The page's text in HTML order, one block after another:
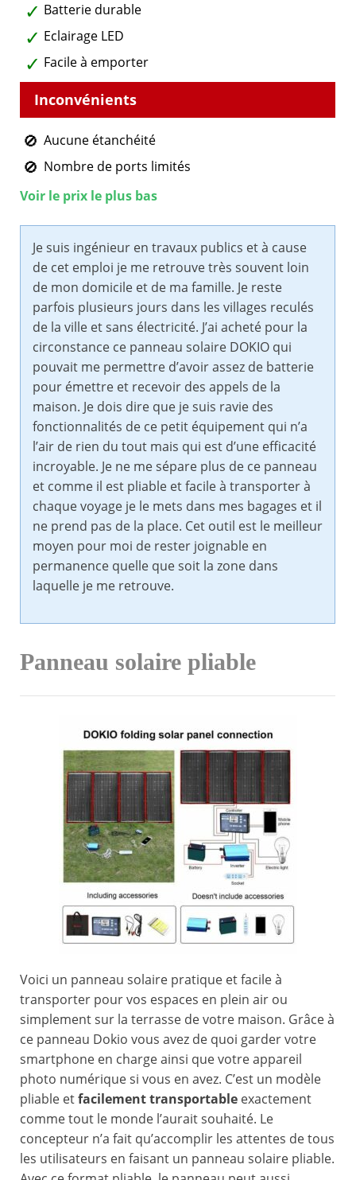
Batterie durable
Eclairage LED
Facile à emporter
Aucune étanchéité
Nombre de ports limités
Voir le prix le plus bas
Je suis ingénieur en travaux publics et à cause
de cet emploi je me retrouve très souvent loin
de mon domicile et de ma famille. Je reste
parfois plusieurs jours dans les villages reculés
de la ville et sans électricité. J’ai acheté pour la
circonstance ce panneau solaire DOKIO qui
pouvait me permettre d’avoir assez de batterie
pour émettre et recevoir des appels de la
maison. Je dois dire que je suis ravie des
fonctionnalités de ce petit équipement qui n’a
l’air de rien du tout mais qui est d’une efficacité
incroyable. Je ne me sépare plus de ce panneau
et comme il est pliable et facile à transporter à
chaque voyage je le mets dans mes bagages et il
ne prend pas de la place. Cet outil est le meilleur
moyen pour moi de rester joignable en
permanence quelle que soit la zone dans
laquelle je me retrouve.
Panneau solaire pliable
Voici un panneau solaire pratique et facile à
transporter pour vos espaces en plein air ou
simplement sur la terrasse de votre maison. Grâce à
ce panneau Dokio vous avez de quoi garder votre
smartphone en charge ainsi que votre appareil
photo numérique si vous en avez. C’est un modèle
pliable etfacilement transportable exactement
comme tout le monde l’aurait souhaité. Le
concepteur n’a fait qu’accomplir les attentes de tous
les utilisateurs en faisant un panneau solaire pliable.